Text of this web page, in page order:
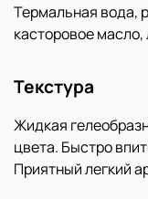
Термальная вода,
касторовое
Текстура
Жидкая
цвета. Быстро
Приятный легкий